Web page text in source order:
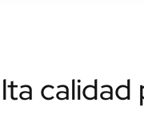
calidad